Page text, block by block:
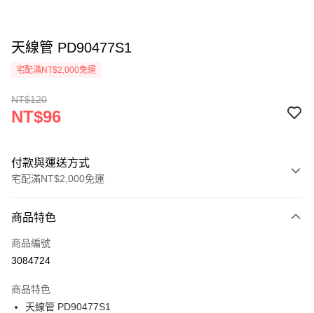
天線管 PD90477S1
宅配滿NT$2,000免運
NT$120
NT$96
付款與運送方式
宅配滿NT$2,000免運
信用卡一次付款
LINE Pay
街口支付
商品特色
商品編號
3084724
商品特色
天線管 PD90477S1